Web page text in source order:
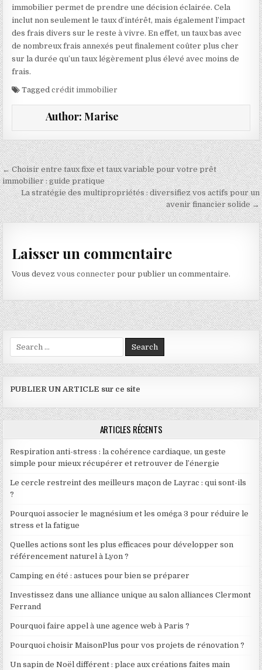
immobilier permet de prendre une décision éclairée. Cela
inclut non seulement le taux d’intérêt, mais également l’impact
des frais divers sur le reste à vivre. En effet, un taux bas avec
de nombreux frais annexés peut finalement coûter plus cher
sur la durée qu’un taux légèrement plus élevé avec moins de
frais.
Taggedcrédit immobilier
Author: Marise
Navigation de l’article
← Choisir entre taux fixe et taux variable pour votre prêt
immobilier : guide pratique
La stratégie des multipropriétés : diversifiez vos actifs pour un
avenir financier solide →
Laisser un commentaire
Vous devezvous connecter pour publier un commentaire.
Search for:
PUBLIER UN ARTICLE sur ce site
ARTICLES RÉCENTS
Respiration anti-stress : la cohérence cardiaque, un geste
simple pour mieux récupérer et retrouver de l’énergie
Le cercle restreint des meilleurs maçon de Layrac : qui sont-ils
?
Pourquoi associer le magnésium et les oméga 3 pour réduire le
stress et la fatigue
Quelles actions sont les plus efficaces pour développer son
référencement naturel à Lyon ?
Camping en été : astuces pour bien se préparer
Investissez dans une alliance unique au salon alliances Clermont
Ferrand
Pourquoi faire appel à une agence web à Paris ?
Pourquoi choisir MaisonPlus pour vos projets de rénovation ?
Un sapin de Noël différent : place aux créations faites main